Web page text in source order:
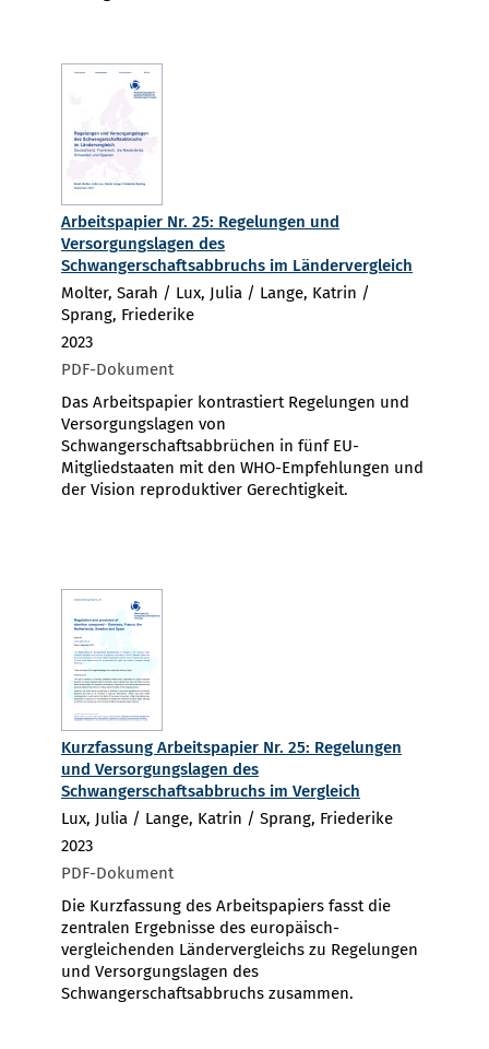
Arbeitspapier Nr. 25: Regelungen und
Versorgungslagen des
Schwangerschaftsabbruchs im Ländervergleich
Molter, Sarah / Lux, Julia / Lange, Katrin /
Sprang, Friederike
2023
PDF-Dokument
Das Arbeitspapier kontrastiert Regelungen und
Versorgungslagen von
Schwangerschaftsabbrüchen in fünf EU-
Mitgliedstaaten mit den WHO-Empfehlungen und
der Vision reproduktiver Gerechtigkeit.
Kurzfassung Arbeitspapier Nr. 25: Regelungen
und Versorgungslagen des
Schwangerschaftsabbruchs im Vergleich
Lux, Julia / Lange, Katrin / Sprang, Friederike
2023
PDF-Dokument
Die Kurzfassung des Arbeitspapiers fasst die
zentralen Ergebnisse des europäisch-
vergleichenden Ländervergleichs zu Regelungen
und Versorgungslagen des
Schwangerschaftsabbruchs zusammen.